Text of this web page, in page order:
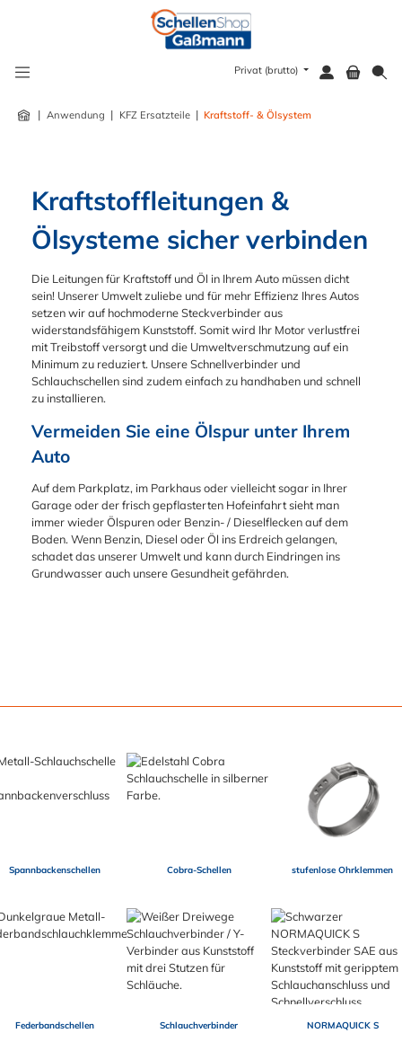
Privat (brutto)
| Anwendung | KFZ Ersatzteile | Kraftstoff- & Ölsystem
Kraftstoffleitungen &
Ölsysteme sicher verbinden
Die Leitungen für Kraftstoff und Öl in Ihrem Auto müssen dicht
sein! Unserer Umwelt zuliebe und für mehr Effizienz Ihres Autos
setzen wir auf hochmoderne Steckverbinder aus
widerstandsfähigem Kunststoff. Somit wird Ihr Motor verlustfrei
mit Treibstoff versorgt und die Umweltverschmutzung auf ein
Minimum zu reduziert. Unsere Schnellverbinder und
Schlauchschellen sind zudem einfach zu handhaben und schnell
zu installieren.
Vermeiden Sie eine Ölspur unter Ihrem
Auto
Auf dem Parkplatz, im Parkhaus oder vielleicht sogar in Ihrer
Garage oder der frisch gepflasterten Hofeinfahrt sieht man
immer wieder Ölspuren oder Benzin- / Dieselflecken auf dem
Boden. Wenn Benzin, Diesel oder Öl ins Erdreich gelangen,
schadet das unserer Umwelt und kann durch Eindringen ins
Grundwasser auch unsere Gesundheit gefährden.
Spannbackenschellen Cobra-Schellen stufenlose Ohrklemmen
Federbandschellen Schlauchverbinder NORMAQUICK S